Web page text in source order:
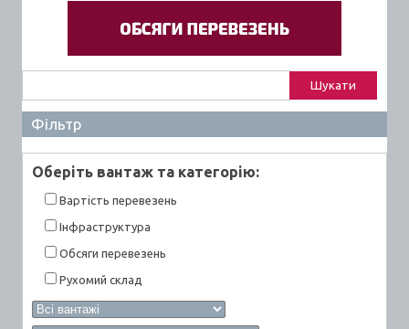
Фільтр
Оберiть вантаж та категорiю:
Вартiсть перевезень
Інфраструктура
Обсяги перевезень
Рухомий склад